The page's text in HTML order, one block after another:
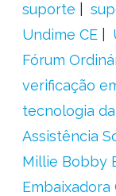
suporte
Undime CE
Fórum
verificação
tecnologia
Assistência
Millie Bobby
Embaixadora